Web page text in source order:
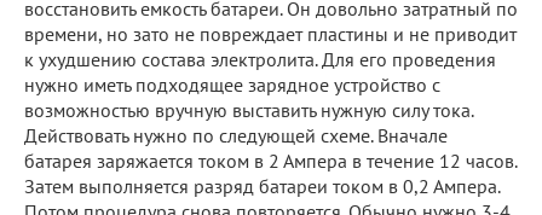
восстановить емкость батареи. Он довольно затратный по
времени, но зато не повреждает пластины и не приводит
к ухудшению состава электролита. Для его проведения
нужно иметь подходящее зарядное устройство с
возможностью вручную выставить нужную силу тока.
Действовать нужно по следующей схеме. Вначале
батарея заряжается током в 2 Ампера в течение 12 часов.
Затем выполняется разряд батареи током в 0,2 Ампера.